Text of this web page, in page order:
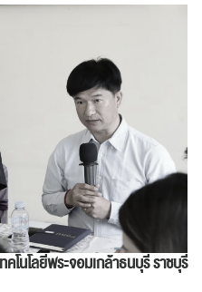
โนโลยีพระจอมเกล้าธนบุรี ราชบุรี